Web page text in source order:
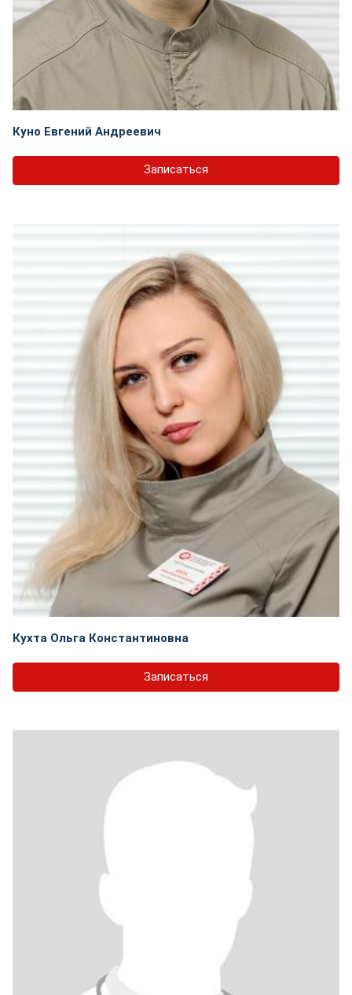
Куно Евгений Андреевич
Записаться
Кухта Ольга Константиновна
Записаться